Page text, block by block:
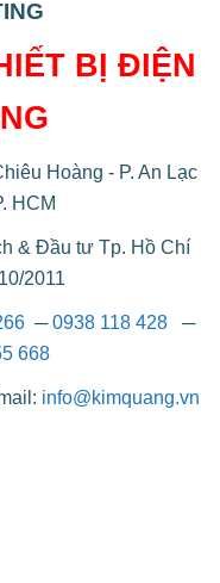
BỊ ĐIỆN
Hoàng - P. An Lạc
HCM
& Đầu tư Tp. Hồ Chí
2011
─0938 118 428─
668
info@kimquang.vn